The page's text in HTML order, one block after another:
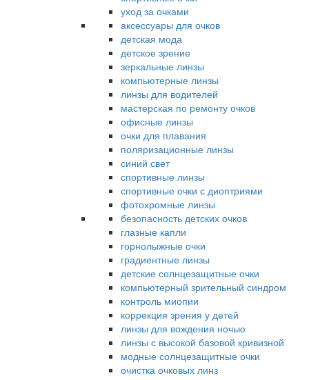
уход за очками
аксессуары для очков
детская мода
детское зрение
зеркальные линзы
компьютерные линзы
линзы для водителей
мастерская по ремонту очков
офисные линзы
очки для плавания
поляризационные линзы
синий свет
спортивные линзы
спортивные очки с диоптриями
фотохромные линзы
безопасность детских очков
глазные капли
горнолыжные очки
градиентные линзы
детские солнцезащитные очки
компьютерный зрительный синдром
контроль миопии
коррекция зрения у детей
линзы для вождения ночью
линзы с высокой базовой кривизной
модные солнцезащитные очки
очистка очковых линз